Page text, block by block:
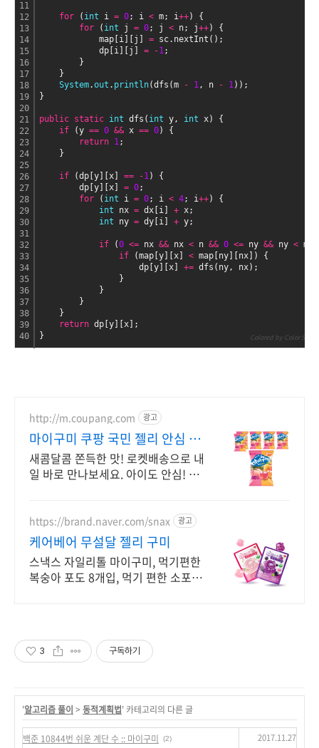
11
12
13
14
15
16
17
18
19
20
21
22
23
24
25
26
27
28
29
30
31
32
33
34
35
36
37
38
39
40
for ( int i = 0; i < m; i++) {
for ( int j = 0; j < n; j++) {
map[i][j] = sc.nextInt();
dp[i][j] = -1;
}
}
System.out . println(dfs(m - 1, n - 1));
}
public static int dfs( int y, int x) {
if (y == 0 && x == 0) {
return 1;
}
if (dp[y][x] == -1) {
dp[y][x] = 0;
for ( int i = 0; i < 4; i++) {
int nx = dx[i] + x;
int ny = dy[i] + y;
if (0 <= nx && nx < n && 0 <= ny && ny < m)
if (map[y][x] < map[ny][nx]) {
dp[y][x] += dfs(ny, nx);
}
}
}
}
return dp[y][x];
}
Colored by Color
http://m.coupang.com 광고
마이구미 쿠팡 국민 젤리 안심 구
매
새콤달콤 쫀득한 맛! 로켓배송으로 내
일 바로 만나보세요. 아이도 안심! 치
https://brand.naver.com/snax 광고
케어베어 무설달 젤리 구미
스낵스 자일리톨 마이구미, 먹기편한
복숭아 포도 8개입, 먹기 편한 소포장
3 구독하기
'알고리즘 풀이 > 동적계획법' 카테고리의 다른 글
백준 10844번 쉬운 계단 수 :: 마이구미 (2) 2017.11.27